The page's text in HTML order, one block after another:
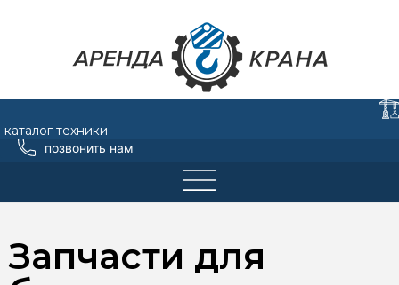
каталог техники
позвонить нам
Запчасти для